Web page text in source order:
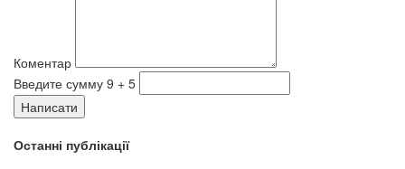
Коментар
Введите сумму 9 + 5
Написати
Останні публікації